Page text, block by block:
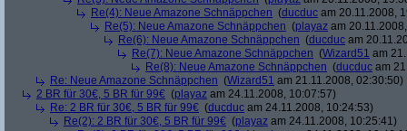
Re(4): Neue Amazone Schnäppchen (ducduc am 20.11.2008,
Re(5): Neue Amazone Schnäppchen (playaz am
Re(6): Neue Amazone Schnäppchen (ducduc am
Re(7): Neue Amazone Schnäppchen (Wizard51 am
Re(8): Neue Amazone Schnäppchen (ducduc am
Re: Neue Amazone Schnäppchen (Wizard51 am 21.11.2008, 02:30:50)
2 BR für 30€, 5 BR für 99€ (playaz am 24.11.2008, 10:07:57)
Re: 2 BR für 30€, 5 BR für 99€ (ducduc am 24.11.2008, 10:24:53)
Re(2): 2 BR für 30€, 5 BR für 99€ (playaz am 24.11.2008, 10:25:41)